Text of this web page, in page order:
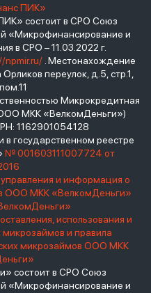
ПИК»
состоит в СРО Союз
«Микрофинансирование и
в СРО – 11.03.2022 г.
npmir.ru/. Местонахождение
переулок, д.5, стр.1,
Микрокредитная
МКК «ВелкомДеньги»)
1162901054128
государственном реестре
№ 001603111007724 от
и информация о
ООО МКК «ВелкомДеньги»
использования и
микрозаймов и правила
микрозаймов ООО МКК
состоит в СРО Союз
«Микрофинансирование и